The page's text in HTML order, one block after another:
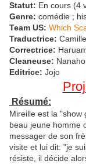
Statut: En cours (4
Genre: comédie ;
Team US: Which
Traductrice: Camille
Correctrice:
Cleaneuse: Nanaho
Editrice: Jojo
Résumé:
Mireille est la "show
beau jeune homme
messager de son
visite et lui dit: "je
résiste, il décide